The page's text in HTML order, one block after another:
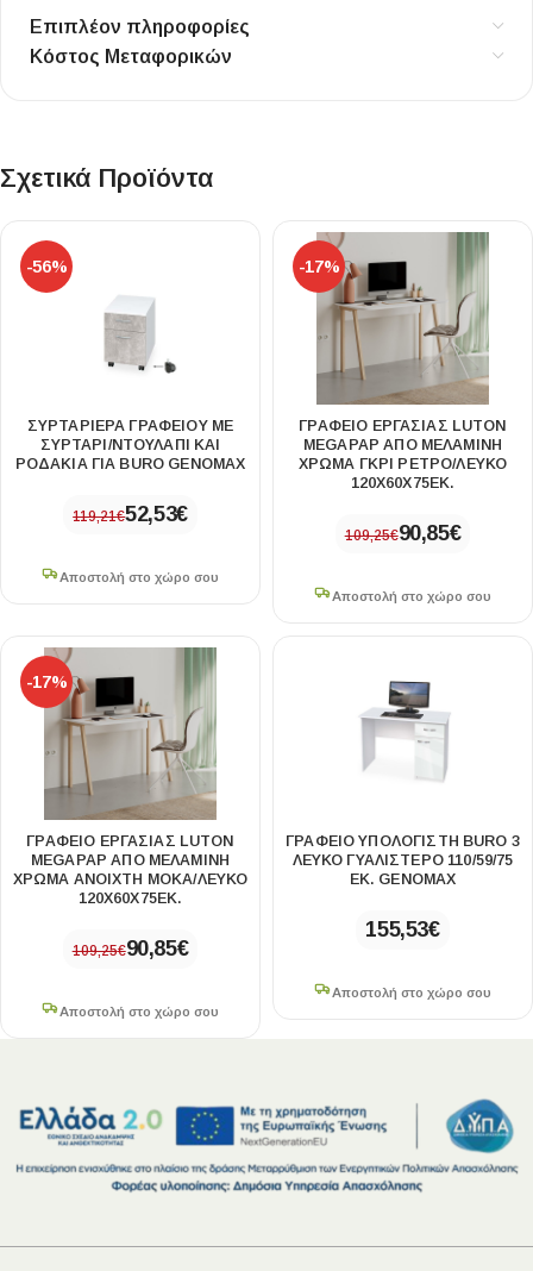
Επιπλέον πληροφορίες
Κόστος Μεταφορικών
Σχετικά Προϊόντα
-56%
ΣΥΡΤΑΡΙΈΡΑ ΓΡΑΦΕΊΟΥ ΜΕ
ΣΥΡΤΆΡΙ/ΝΤΟΥΛΆΠΙ ΚΑΙ
ΡΟΔΆΚΙΑ ΓΙΑ BURO GENOMAX
119,21€52,53€
Αποστολή στο χώρο σου
-17%
ΓΡΑΦΕΊΟ ΕΡΓΑΣΊΑΣ LUTON
MEGAPAP ΑΠΌ ΜΕΛΑΜΊΝΗ
ΧΡΏΜΑ ΓΚΡΙ ΡΕΤΡΌ/ΛΕΥΚΌ
120X60X75ΕΚ.
109,25€90,85€
Αποστολή στο χώρο σου
-17%
ΓΡΑΦΕΊΟ ΕΡΓΑΣΊΑΣ LUTON
MEGAPAP ΑΠΌ ΜΕΛΑΜΊΝΗ
ΧΡΏΜΑ ΑΝΟΙΧΤΉ ΜΌΚΑ/ΛΕΥΚΌ
120X60X75ΕΚ.
109,25€90,85€
Αποστολή στο χώρο σου
ΓΡΑΦΕΊΟ ΥΠΟΛΟΓΙΣΤΉ BURO 3
ΛΕΥΚΌ ΓΥΑΛΙΣΤΕΡΌ 110/59/75
ΕΚ. GENOMAX
155,53€
Αποστολή στο χώρο σου